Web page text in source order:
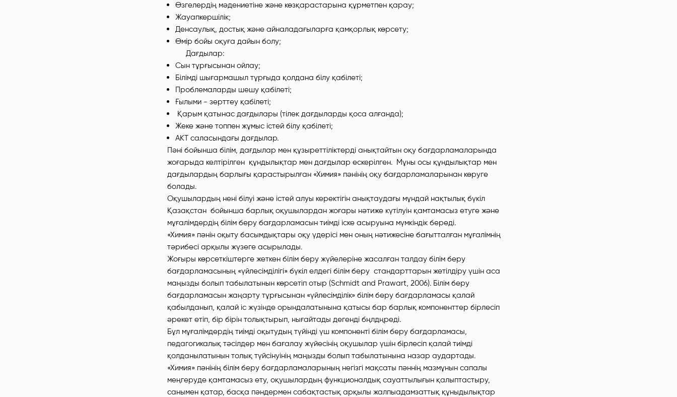
Өзгелердің мәдениетіне және көзқарастарына құрметпен қарау;
Жауапкершілік;
Денсаулық, достық және айналадағыларға қамқорлық көрсету;
Өмір бойы оқуға дайын болу;
Дағдылар:
Сын тұрғысынан ойлау;
Білімді шығармашыл тұрғыда қолдана білу қабілеті;
Проблемаларды шешу қабілеті;
Ғылыми - зерттеу қабілеті;
Қарым қатынас дағдылары (тілек дағдыларды қоса алғанда);
Жеке және топпен жұмыс істей білу қабілеті;
АКТ саласындағы дағдылар.
Пәні бойынша білім, дағдылар мен құзыреттіліктерді анықтайтын оқу бағдарламаларында
жоғарыда келтірілген құндылықтар мен дағдылар ескерілген. Мұны осы құндылықтар мен
дағдылардың барлығы қарастырылған «Химия» пәнінің оқу бағдарламаларынан көруге
болады.
Оқушылардың нені білуі және істей алуы керектігін анықтаудағы мұндай нақтылық бүкіл
Қазақстан бойынша барлық оқушылардан жоғары нәтиже күтілуін қамтамасыз етуге және
мұғалімдердің білім беру бағдарламасын тиімді іске асыруына мүмкіндік береді.
«Химия» пәнін оқыту басымдықтары оқу үдерісі мен оның нәтижесіне бағытталған мұғалімнің
тәрибесі арқылы жүзеге асырылады.
Жоғыры көрсеткіштерге жеткен білім беру жүйелеріне жасалған талдау білім беру
бағдарламасының «үйлесімділігі» бүкіл елдегі білім беру стандарттарын жетілдіру үшін аса
маңызды болып табылатынын көрсетіп отыр (Schmidt and Prawart, 2006). Білім беру
бағдарламасын жаңарту тұрғысынан «үйлесімділік» білім беру бағдарламасы қалай
қабылданып, қалай іс жүзінде орындалатынына қатысы бар барлық компоненттер бірлесіп
әрекет етіп, бір бірін толықтырып, нығайтады дегенді бңлдңреді.
Бұл мұғалімдердің тиімді оқытудың түйінді үш компоненті білім беру бағдарламасы,
педагогикалық тәсілдер мен бағалау жүйесінің оқушылар үшін бірлесіп қалай тиімді
қолданылатынын толық түйсінуінің маңызды болып табылатынына назар аудартады.
«Химия» пәнінің білім беру бағдарламаларының негізгі мақсаты пәннің мазмұнын сапалы
меңгеруде қамтамасыз ету, оқушылардың функционалдық сауаттылығын қалыптастыру,
санымен қатар, басқа пәндермен сабақтастық арқылы жалпыадамзаттық құныдылықтар